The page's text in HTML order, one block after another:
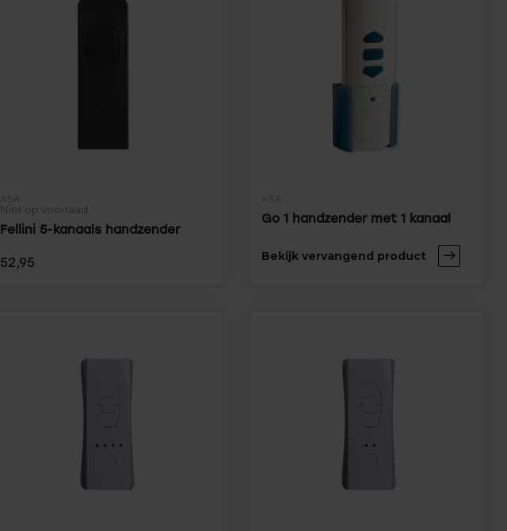
ASA
Niet op voorraad
Fellini 5-kanaals handzender
52,95
ASA
Go 1 handzender met 1 kanaal
Bekijk vervangend product